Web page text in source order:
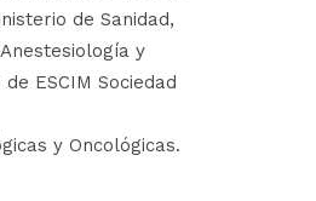
de Sanidad,
y
ESCIM Sociedad
y Oncológicas.